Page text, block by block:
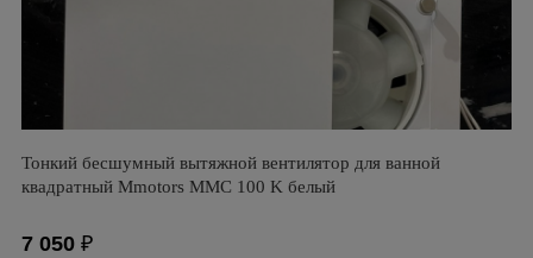
Тонкий бесшумный вытяжной вентилятор для ванной
квадратный Mmotors ММC 100 K белый
7 050 ₽